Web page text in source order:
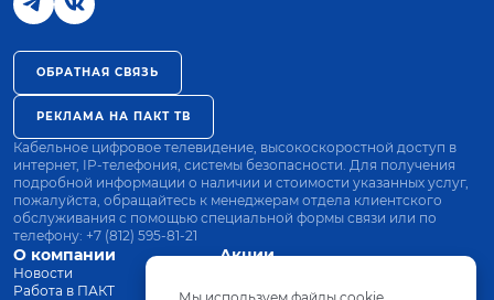
О компании
Новости
Работа в ПАКТ
Акции
Оплата
ОБРАТНАЯ СВЯЗЬ
РЕКЛАМА НА ПАКТ ТВ
Кабельное цифровое телевидение, высокоскоростной доступ в
интернет, IP-телефония, системы безопасности. Для получения
подробной информации о наличии и стоимости указанных услуг,
пожалуйста, обращайтесь к менеджерам отдела клиентского
обслуживания с помощью специальной формы связи или по
телефону: +7 (812) 595-81-21